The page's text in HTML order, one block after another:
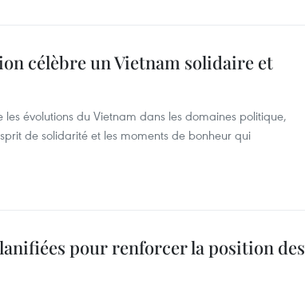
célèbre un Vietnam solidaire et
évolutions du Vietnam dans les domaines politique,
de solidarité et les moments de bonheur qui
pour renforcer la position des